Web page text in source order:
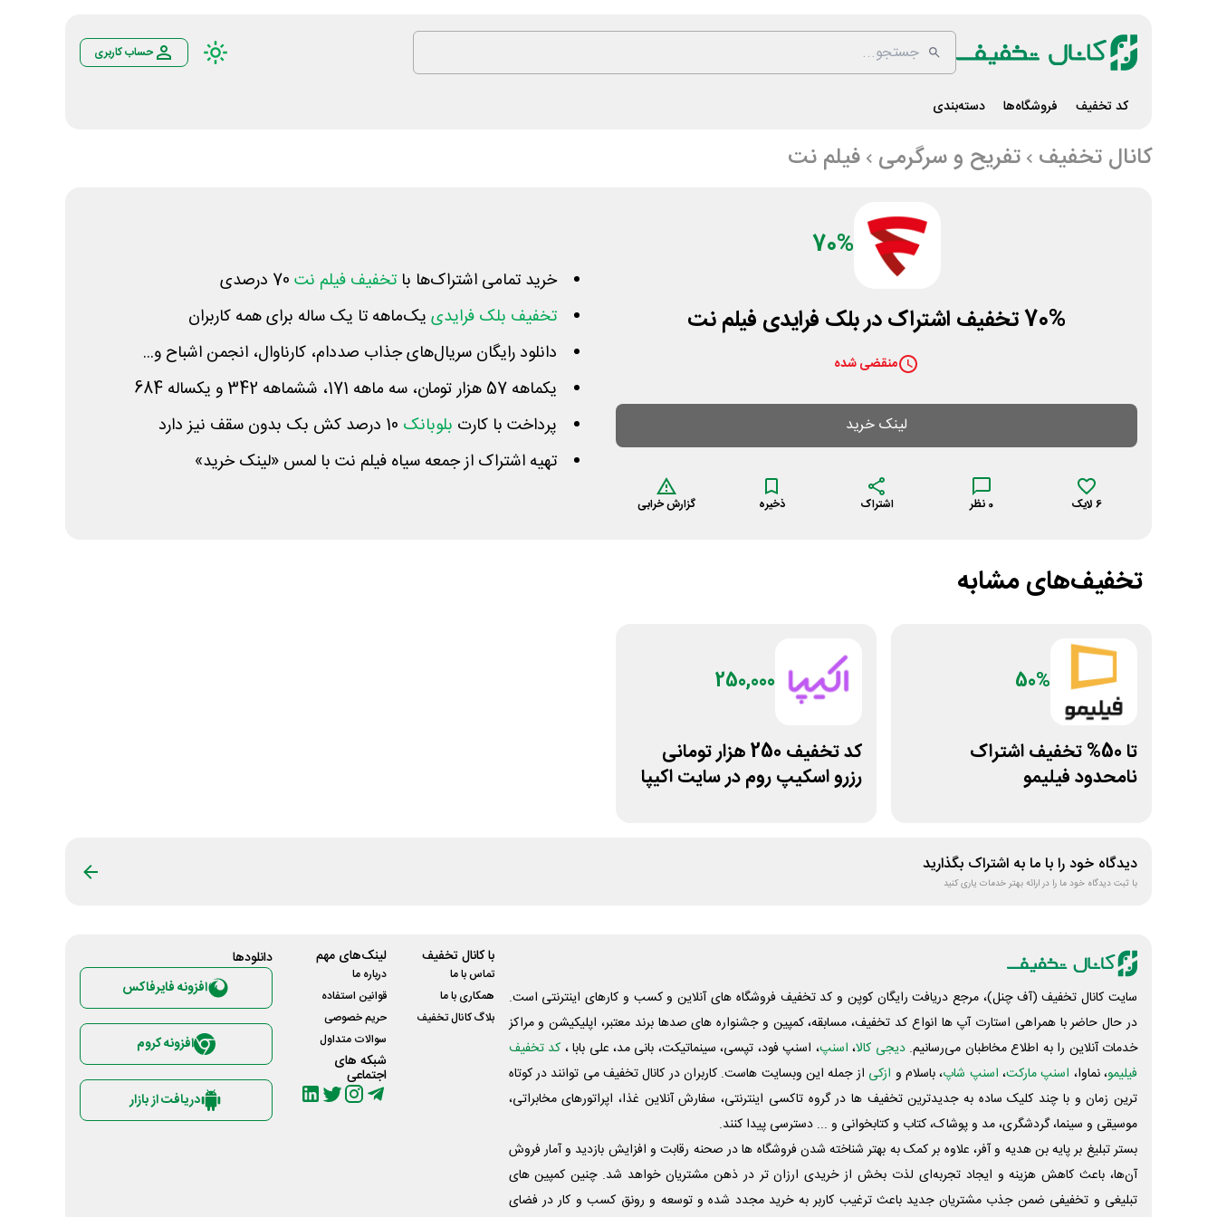
حساب کاربری
کد تخفیف فروشگاه‌ها دسته‌بندی
کانال تخفیف تفریح و سرگرمی فیلم نت
70%
70% تخفیف اشتراک در بلک فرایدی فیلم نت
منقضی شده
لینک خرید
6 لایک 0 نظر اشتراک ذخیره گزارش خرابی
خرید تمامی اشتراک‌ها با تخفیف فیلم نت
تخفیف بلک فرایدی یک‌ماهه تا یک ساله برای همه کاربران
دانلود رایگان سریال‌های جذاب صددام، کارناوال، انجمن اشباح و...
یکماهه 57 هزار تومان، سه ماهه 171، ششماهه 342 و یکساله 684
پرداخت با کارت بلوبانک
تهیه اشتراک از جمعه سیاه فیلم نت با لمس «لینک خرید»
تخفیف‌های مشابه
50%
تا 50% تخفیف اشتراک
نامحدود فیلیمو
250,000
کد تخفیف 250 هزار تومانی
رزرو اسکیپ روم در سایت اکیپا
دیدگاه خود را با ما به اشتراک بگذارید
با ثبت دیدگاه خود ما را در ارائه بهتر خدمات یاری کنید
سایت کانال تخفیف (آف چنل)، مرجع دریافت رایگان کوپن و کد تخفیف فروشگاه های آنلاین و کسب و‌ کارهای اینترنتی است.
در حال حاضر با همراهی استارت آپ ها انواع کد تخفیف، مسابقه، کمپین و جشنواره های صدها برند معتبر، اپلیکیشن و مراکز
خدمات آنلاین را به اطلاع مخاطبان می‌رسانیم. دیجی کالا، اسنپ، اسنپ فود، تپسی، سینماتیکت، بانی مد، علی‌ بابا ، کد تخفیف
فیلیمو، نماوا، اسنپ مارکت، اسنپ شاپ، باسلام و ازکی از جمله این وبسایت ‌هاست. کاربران در کانال تخفیف می توانند در کوتاه
ترین زمان و با چند کلیک ساده به جدیدترین تخفیف ها در گروه تاکسی اینترنتی، سفارش آنلاین غذا، اپراتورهای مخابراتی،
موسیقی و سینما، گردشگری، مد و پوشاک، کتاب و کتابخوانی و ... دسترسی پیدا کنند.
بستر تبلیغ بر پایه بن هدیه و آفر، علاوه بر کمک به بهتر شناخته شدن فروشگاه ها در صحنه رقابت و افزایش بازدید و آمار فروش
آن‌ها، باعث کاهش هزینه و ایجاد تجربه‌ای لذت بخش از خریدی ارزان تر در ذهن مشتریان خواهد شد. چنین کمپین های
تبلیغی و تخفیفی ضمن جذب مشتریان جدید باعث ترغیب کاربر به خرید مجدد شده و توسعه و رونق کسب و کار در فضای
با کانال تخفیف
تماس با ما
همکاری با ما
بلاگ کانال تخفیف
لینک‌های مهم
درباره ما
قوانین استفاده
حریم خصوصی
سوالات متداول
شبکه های
اجتماعی
دانلود‌ها
افزونه فایرفاکس
افزونه کروم
دریافت از بازار